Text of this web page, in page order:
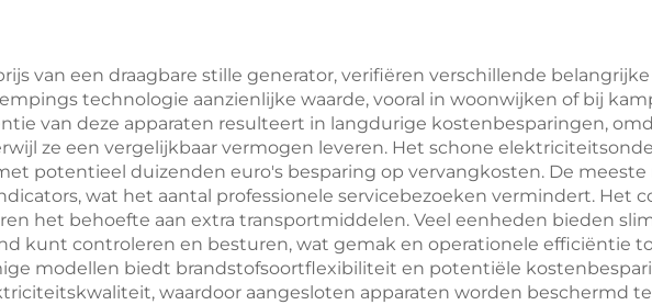
van een draagbare stille generator, verifiëren verschillende
technologie aanzienlijke waarde, vooral in woonwijken of bij
van deze apparaten resulteert in langdurige kostenbesparingen,
ze een vergelijkbaar vermogen leveren. Het schone
potentieel duizenden euro's besparing op vervangkosten. De
wat het aantal professionele servicebezoeken vermindert. Het
het behoefte aan extra transportmiddelen. Veel eenheden bieden
kunt controleren en besturen, wat gemak en operationele efficiëntie
modellen biedt brandstofsoortflexibiliteit en potentiële
waardoor aangesloten apparaten worden beschermd